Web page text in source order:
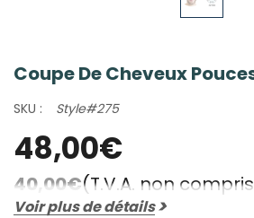
Coupe De Cheveux
SKU : Style#275
48,00€
40,00€(T.V.A. non
Voir plus de détails